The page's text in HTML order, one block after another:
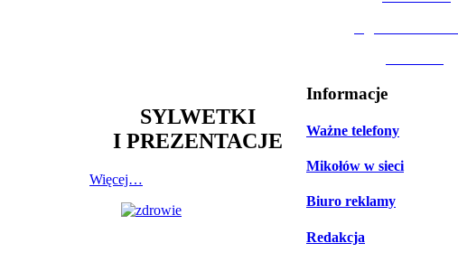
SYLWETKI
I PREZENTACJE
Więcej…
Informacje
Ważne telefony
Mikołów w sieci
Biuro reklamy
Redakcja